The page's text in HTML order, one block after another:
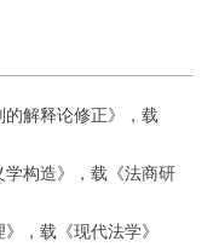
解释论修正》，载
构造》，载《法商研
，载《现代法学》